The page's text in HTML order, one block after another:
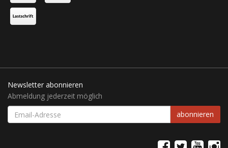
Newsletter abonnieren
Abmeldung jederzeit möglich
EMAIL-
ADRESSE
abonnieren